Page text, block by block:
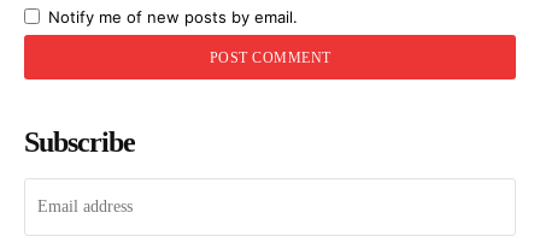
Notify me of new posts by email.
Subscribe